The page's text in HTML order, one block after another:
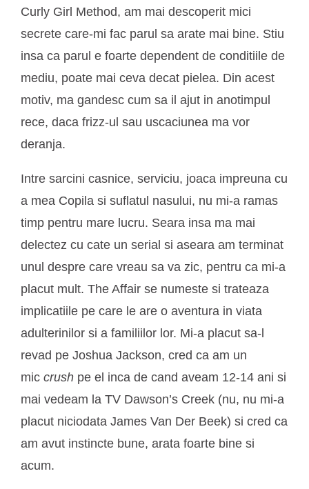
Curly Girl Method, am mai descoperit mici
secrete care-mi fac parul sa arate mai bine. Stiu
insa ca parul e foarte dependent de conditiile de
mediu, poate mai ceva decat pielea. Din acest
motiv, ma gandesc cum sa il ajut in anotimpul
rece, daca frizz-ul sau uscaciunea ma vor
deranja.
Intre sarcini casnice, serviciu, joaca impreuna cu
a mea Copila si suflatul nasului, nu mi-a ramas
timp pentru mare lucru. Seara insa ma mai
delectez cu cate un serial si aseara am terminat
unul despre care vreau sa va zic, pentru ca mi-a
placut mult. The Affair se numeste si trateaza
implicatiile pe care le are o aventura in viata
adulterinilor si a familiilor lor. Mi-a placut sa-l
revad pe Joshua Jackson, cred ca am un
mic crush pe el inca de cand aveam 12-14 ani si
mai vedeam la TV Dawson’s Creek (nu, nu mi-a
placut niciodata James Van Der Beek) si cred ca
am avut instincte bune, arata foarte bine si
acum.